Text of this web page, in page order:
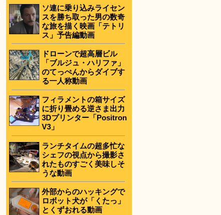
ソ連に乗り込みライセン
スを勝ち取った男の数奇
な旅を描く映画「テトリ
ス」予告編動画
ドローンで超高層ビル
「ブルジュ・ハリファ」
のてっぺんからダイブす
る一人称動画
フィラメントの箱サイズ
に折り畳める逆さま出力
3Dプリンター「Positron
V3」
ランチタイムの超多忙な
シェフの視点から撮影さ
れたものすごく美味しそ
うな動画
外部からのハッキングで
ロボット犬が「くたっ」
とくずおれる動画